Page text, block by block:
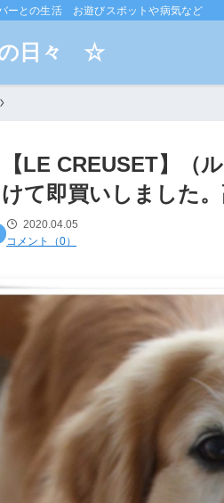
ーとの生活 お遊びスポットや病気など
日々 ☆
【LE CREUSET】（
けて即買いしました
2020.04.05
コメント（0）